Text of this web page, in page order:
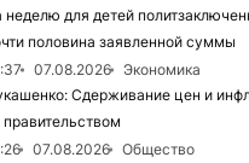
неделю для детей
половина заявленной суммы
07.08.2026
Экономика
Сдерживание цен и
правительством
07.08.2026
Общество